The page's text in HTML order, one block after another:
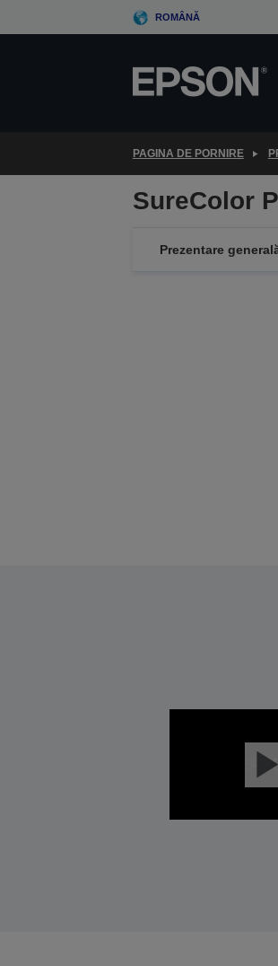
to
ROMÂNĂ
PAGINA DE PORNIRE
SureColor
Prezentare